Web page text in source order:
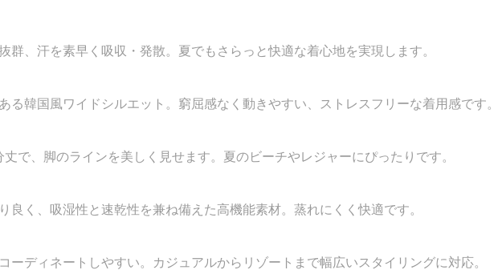
群、汗を素早く吸収・発散。夏でもさらっと快適な着心地を実現します。
る韓国風ワイドシルエット。窮屈感なく動きやすい、ストレスフリーな着用感です。
丈で、脚のラインを美しく見せます。夏のビーチやレジャーにぴったりです。
良く、吸湿性と速乾性を兼ね備えた高機能素材。蒸れにくく快適です。
ーディネートしやすい。カジュアルからリゾートまで幅広いスタイリングに対応。